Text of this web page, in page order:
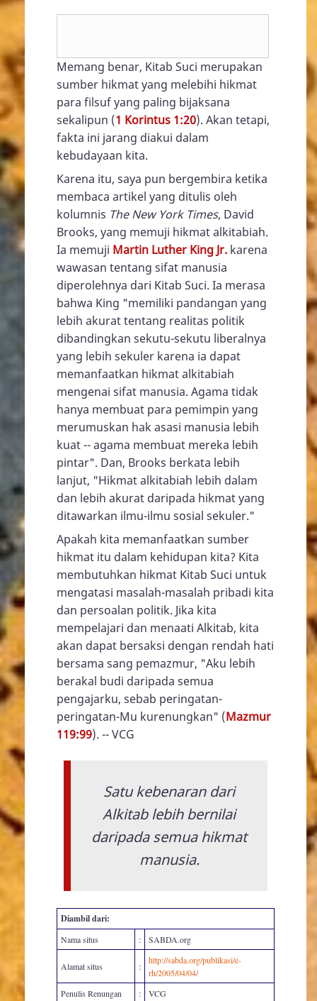
Memang benar, Kitab Suci merupakan
sumber hikmat yang melebihi hikmat
para filsuf yang paling bijaksana
sekalipun (1 Korintus 1:20). Akan tetapi,
fakta ini jarang diakui dalam
kebudayaan kita.
Karena itu, saya pun bergembira ketika
membaca artikel yang ditulis oleh
kolumnis The New York Times, David
Brooks, yang memuji hikmat alkitabiah.
Ia memuji Martin Luther King Jr. karena
wawasan tentang sifat manusia
diperolehnya dari Kitab Suci. Ia merasa
bahwa King "memiliki pandangan yang
lebih akurat tentang realitas politik
dibandingkan sekutu-sekutu liberalnya
yang lebih sekuler karena ia dapat
memanfaatkan hikmat alkitabiah
mengenai sifat manusia. Agama tidak
hanya membuat para pemimpin yang
merumuskan hak asasi manusia lebih
kuat -- agama membuat mereka lebih
pintar". Dan, Brooks berkata lebih
lanjut, "Hikmat alkitabiah lebih dalam
dan lebih akurat daripada hikmat yang
ditawarkan ilmu-ilmu sosial sekuler."
Apakah kita memanfaatkan sumber
hikmat itu dalam kehidupan kita? Kita
membutuhkan hikmat Kitab Suci untuk
mengatasi masalah-masalah pribadi kita
dan persoalan politik. Jika kita
mempelajari dan menaati Alkitab, kita
akan dapat bersaksi dengan rendah hati
bersama sang pemazmur, "Aku lebih
berakal budi daripada semua
pengajarku, sebab peringatan-
peringatan-Mu kurenungkan" (Mazmur
119:99). -- VCG
Satu kebenaran dari
Alkitab lebih bernilai
daripada semua hikmat
manusia.
Diambil dari:
Nama situs : SABDA.org
Alamat situs :
http://sabda.org/publikasi/e-
rh/2005/04/04/
Penulis Renungan
: VCG